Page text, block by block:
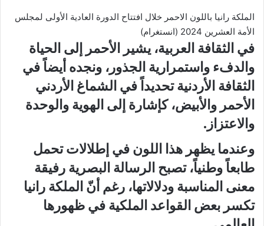
الملكة رانيا باللون الاحمر خلال افتتاح الدورة العادية الأولى لمجلس
الأمة العشرين 2024 (انستغرام)
في الثقافة العربية، يشير الأحمر إلى الحياة
والدفء واستمرارية الجذور، ونجده أيضاً في
الثقافة الأردنية تحديداً في الشماغ الأردني
الأحمر والأبيض، كإشارة إلى الهوية والوحدة
والاعتزاز.
وعندما يظهر هذا اللون في إطلالات تحمل
طابعاً وطنياً، تصبح الرسالة البصرية رفيقة
معنى المناسبة ودلالاتها، رغم أنّ الملكة رانيا
تكسر بعض القواعد الملكية في ظهورها